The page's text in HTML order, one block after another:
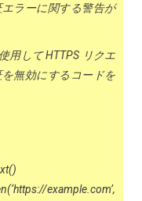
ラーに関する警告が
用して HTTPS リクエ
無効にするコードを
example.com’,